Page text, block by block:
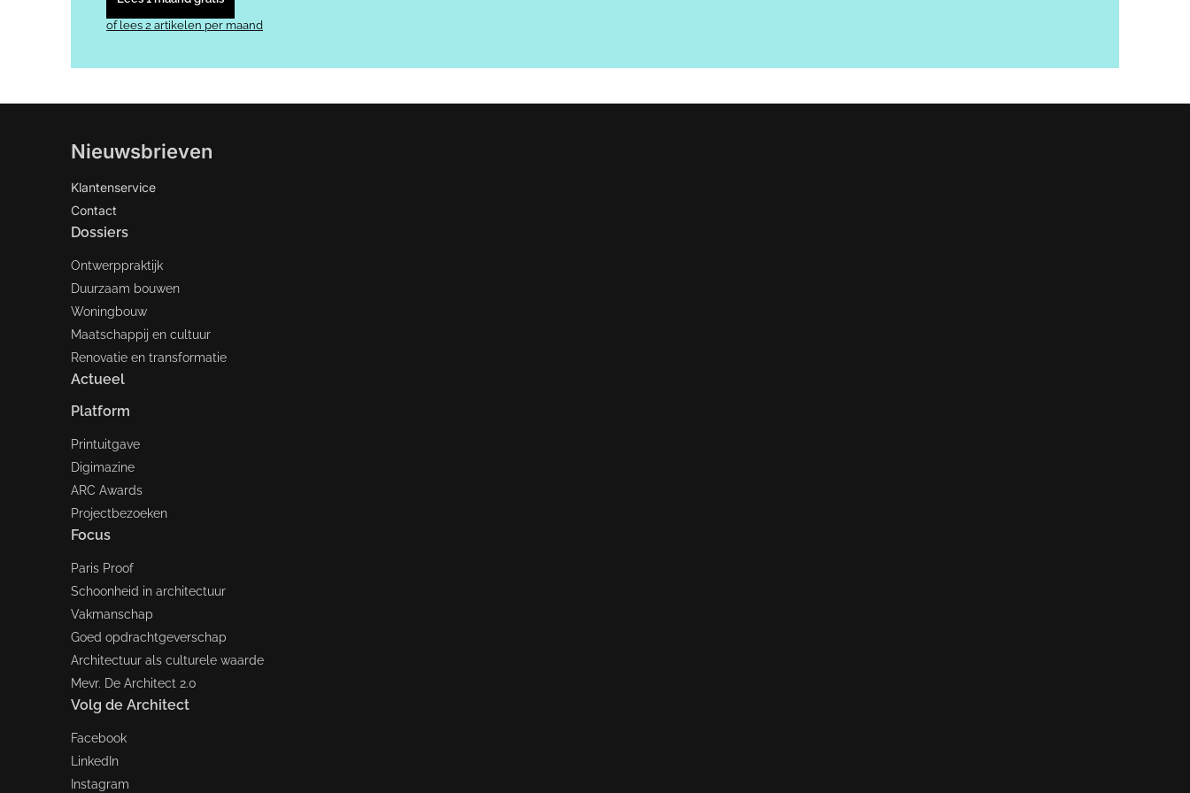
of lees 2 artikelen per maand
Nieuwsbrieven
Klantenservice
Contact
Dossiers
Ontwerppraktijk
Duurzaam bouwen
Woningbouw
Maatschappij en cultuur
Renovatie en transformatie
Actueel
Platform
Printuitgave
Digimazine
ARC Awards
Projectbezoeken
Focus
Paris Proof
Schoonheid in architectuur
Vakmanschap
Goed opdrachtgeverschap
Architectuur als culturele waarde
Mevr. De Architect 2.0
Volg de Architect
Facebook
LinkedIn
Instagram